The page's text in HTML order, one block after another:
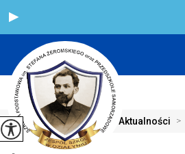
Jesteś tutaj:Home > Aktualności >